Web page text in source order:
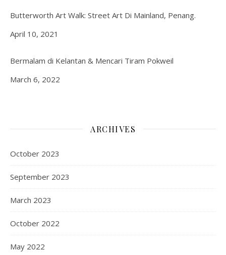
Butterworth Art Walk: Street Art Di Mainland, Penang.
Date
April 10, 2021
Bermalam di Kelantan & Mencari Tiram Pokweil
Date
March 6, 2022
ARCHIVES
October 2023
September 2023
March 2023
October 2022
May 2022